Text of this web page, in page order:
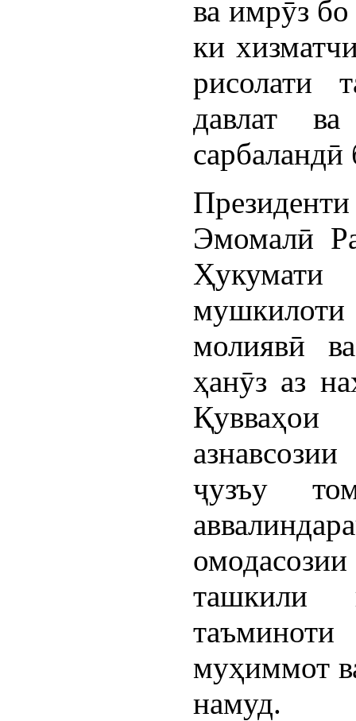
ва имрӯз
ки
рисолати
давлат
Эмомалӣ
мушкилоти
молиявӣ
ҳанӯз аз
ҷузъу
ташкили
муҳиммот
намуд.